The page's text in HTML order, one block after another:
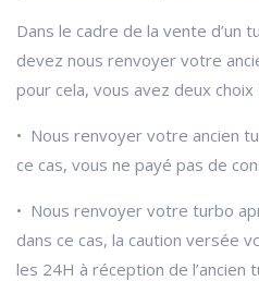
Dans le cadre de la vente d’un
devez nous renvoyer votre
pour cela, vous avez deux choix :
• Nous renvoyer votre ancien
ce cas, vous ne payé pas de
• Nous renvoyer votre turbo
dans ce cas, la caution versée
les 24H à réception de l’ancien